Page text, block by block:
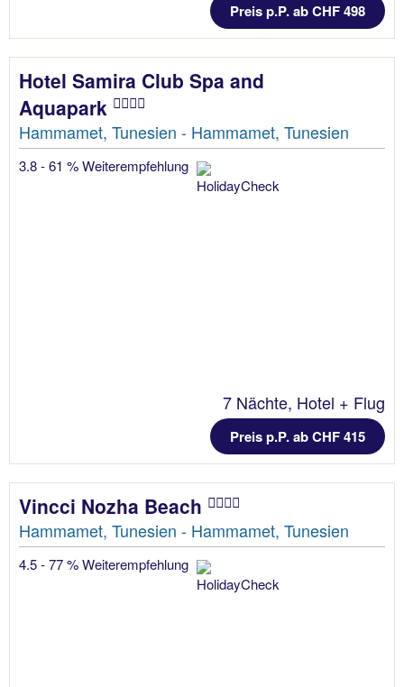
Preis p.P. ab CHF 498
Hotel Samira Club Spa and
Aquapark
Hammamet, Tunesien - Hammamet, Tunesien
3.8 - 61 % Weiterempfehlung
7 Nächte, Hotel + Flug
Preis p.P. ab CHF 415
Vincci Nozha Beach
Hammamet, Tunesien - Hammamet, Tunesien
4.5 - 77 % Weiterempfehlung